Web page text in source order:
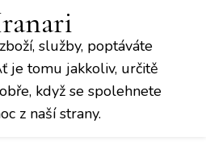
služby, poptáváte
je tomu jakkoliv, určitě
když se spolehnete
z naší strany.